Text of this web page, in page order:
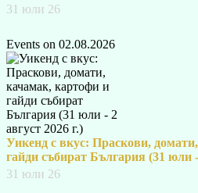
31 юли 26
Events on 02.08.2026
Уикенд с вкус: Праскови,
гайди събират България (31 юли -
31 юли 26